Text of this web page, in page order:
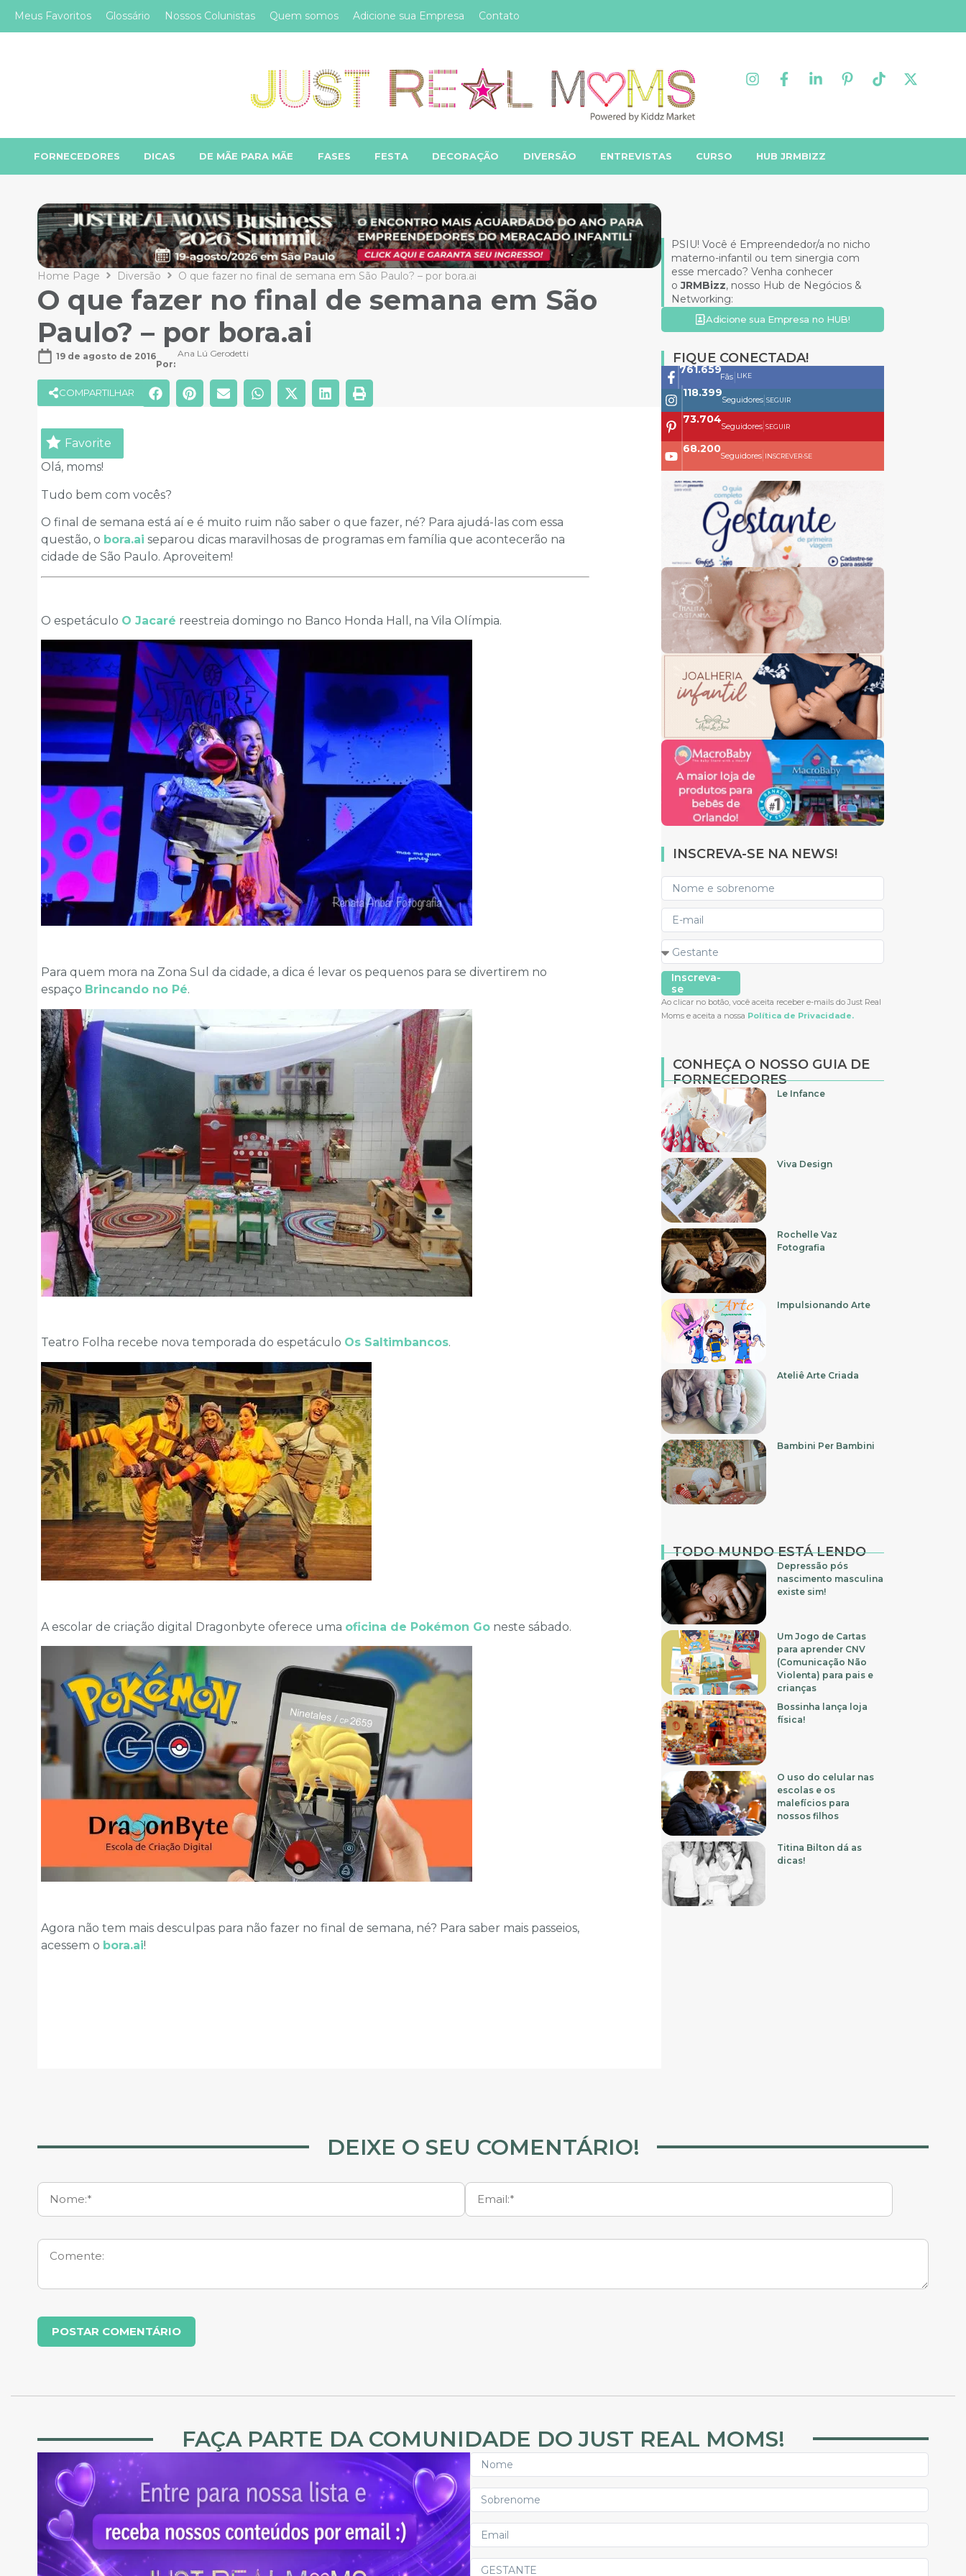
Meus Favoritos Glossário Nossos Colunistas Quem somos Adicione sua Empresa Contato
FORNECEDORES DICAS DE MÃE PARA MÃE FASES FESTA DECORAÇÃO DIVERSÃO ENTREVISTAS CURSO HUB JRMBIZZ
Home Page Diversão O que fazer no final de semana em São Paulo? – por bora.ai
O que fazer no final de semana em São
Paulo? – por bora.ai
19 de agosto de 2016
Por:
Ana Lú Gerodetti
COMPARTILHAR
Favorite
Olá, moms!
Tudo bem com vocês?
O final de semana está aí e é muito ruim não saber o que fazer, né? Para ajudá-las com essa
questão, o bora.ai separou dicas maravilhosas de programas em família que acontecerão na
cidade de São Paulo. Aproveitem!
O espetáculo O Jacaré reestreia domingo no Banco Honda Hall, na Vila Olímpia.
Para quem mora na Zona Sul da cidade, a dica é levar os pequenos para se divertirem no
espaço Brincando no Pé.
Teatro Folha recebe nova temporada do espetáculo Os Saltimbancos.
A escolar de criação digital Dragonbyte oferece uma oficina de Pokémon Go neste sábado.
Agora não tem mais desculpas para não fazer no final de semana, né? Para saber mais passeios,
acessem o bora.ai!
PSIU! Você é Empreendedor/a no nicho
materno-infantil ou tem sinergia com
esse mercado? Venha conhecer
oJRMBizz, nosso Hub de Negócios &
Networking:
Adicione sua Empresa no HUB!
FIQUE CONECTADA!
761.659
Fãs LIKE
118.399
Seguidores| SEGUIR
73.704
Seguidores| SEGUIR
68.200
Seguidores| INSCREVER-SE
INSCREVA-SE NA NEWS!
Inscreva-
se
Ao clicar no botão, você aceita receber e-mails do Just Real
Moms e aceita a nossa Política de Privacidade.
CONHEÇA O NOSSO GUIA DE
FORNECEDORES
Le Infance
Viva Design
Rochelle Vaz
Fotografia
Impulsionando Arte
Ateliê Arte Criada
Bambini Per Bambini
TODO MUNDO ESTÁ LENDO
Depressão pós
nascimento masculina
existe sim!
Um Jogo de Cartas
para aprender CNV
(Comunicação Não
Violenta) para pais e
crianças
Bossinha lança loja
física!
O uso do celular nas
escolas e os
malefícios para
nossos filhos
Titina Bilton dá as
dicas!
DEIXE O SEU COMENTÁRIO!
FAÇA PARTE DA COMUNIDADE DO JUST REAL MOMS!